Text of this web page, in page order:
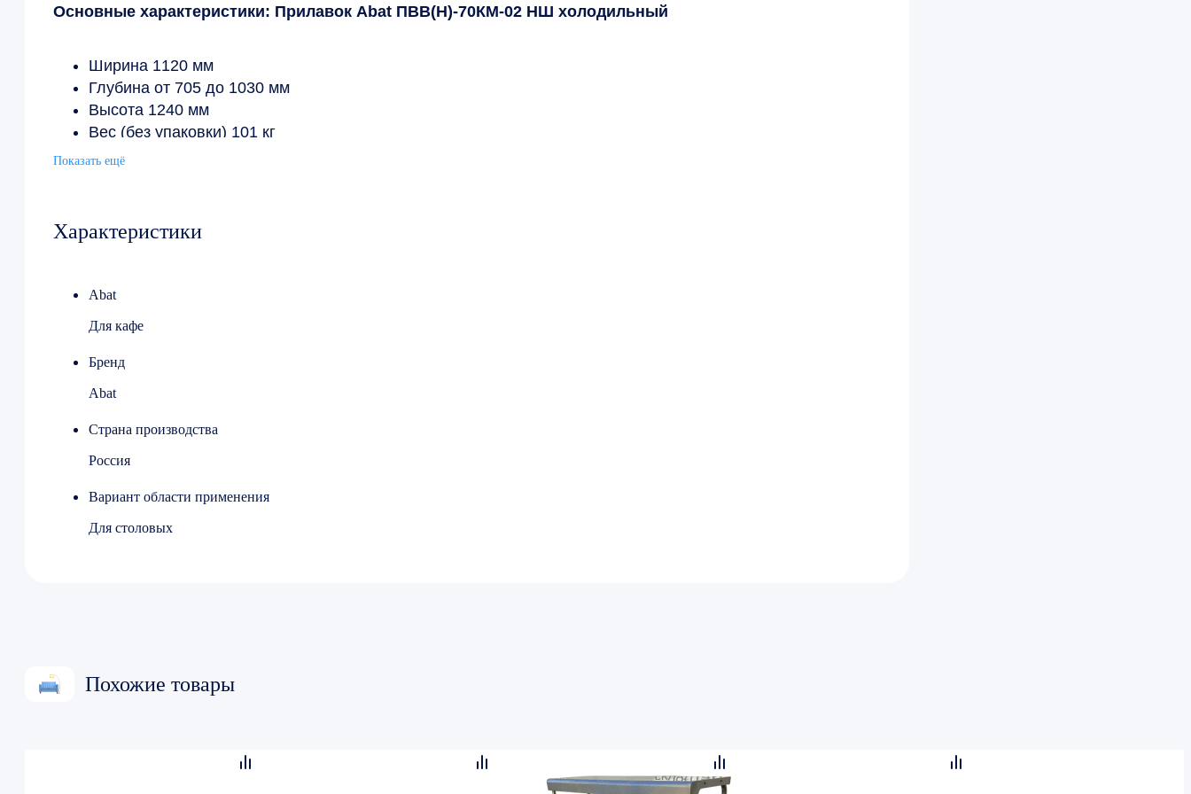
Основные характеристики: Прилавок Abat ПВВ(Н)-70КМ-02 НШ холодильный
Ширина 1120 мм
Глубина от 705 до 1030 мм
Высота 1240 мм
Вес (без упаковки) 101 кг
Температура холодильной витрины: от 1 до 10 °С
Показать ещё
Характеристики
Abat
Для кафе
Бренд
Abat
Страна производства
Россия
Вариант области применения
Для столовых
Похожие товары